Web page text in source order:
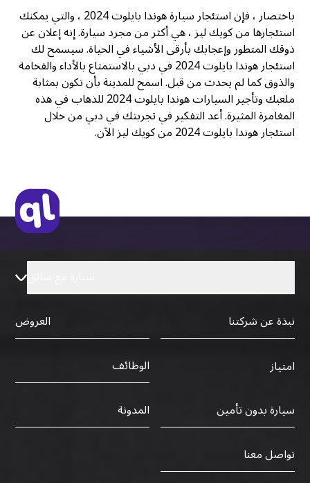
باختصار ، فإن استئجار سيارة هوندا بايلوت 2024 ، والتي يمكنك
استئجارها من كويك ليز ، هي أكثر من مجرد سيارة. إنه إعلان عن
ذوقك المتطور وإعجابك بأرقى الأشياء في الحياة. سيسمح لك
استئجار هوندا بايلوت 2024 في دبي بالاستمتاع بالأداء والفخامة
والذوق كما لم يحدث من قبل. اسمح للمدينة بأن تكون بمثابة
ملعبك وتأجير السيارات هوندا بايلوت 2024 للذهاب في هذه
المغامرة المثيرة. أعد التفكير في تجربتك في دبي من خلال
استئجار هوندا بايلوت 2024 من كويك ليز الآن.
نبذة عن شركتنا
العروض
امتياز
الوظائف
سيارة بدون تأمين
المدونة
تواصل معنا